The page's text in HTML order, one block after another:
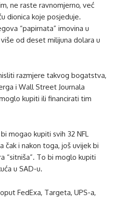
ne raste ravnomjerno, već
dionica koje posjeduje.
“papirnata” imovina u
od deset milijuna dolara u
razmjere takvog bogatstva,
i Wall Street Journala
kupiti ili financirati tim
mogao kupiti svih 32 NFL
čak i nakon toga, još uvijek bi
“sitniša”. To bi moglo kupiti
u SAD-u.
FedExa, Targeta, UPS-a,